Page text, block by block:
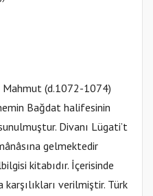
Mahmut (d.1072-1074)
Bağdat halifesinin
Divanı Lügati’t
gelmektedir
kitabıdır. İçerisinde
verilmiştir. Türk